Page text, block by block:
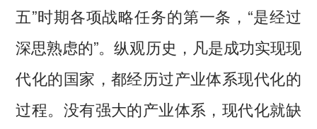
五”时期各项战略任务的第一条，“是经过
深思熟虑的”。纵观历史，凡是成功实现现
代化的国家，都经历过产业体系现代化的
过程。没有强大的产业体系，现代化就缺